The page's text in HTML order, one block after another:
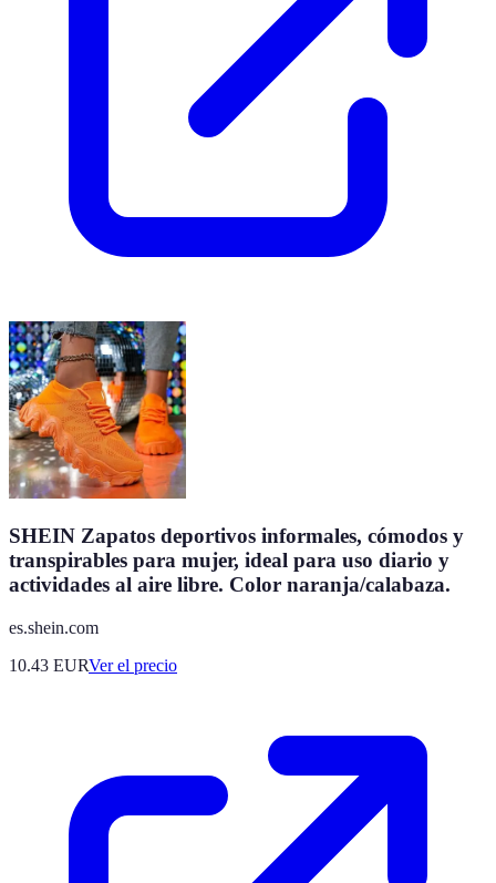
SHEIN Zapatos deportivos informales, cómodos y
transpirables para mujer, ideal para uso diario y
actividades al aire libre. Color naranja/calabaza.
es.shein.com
10.43 EURVer el precio